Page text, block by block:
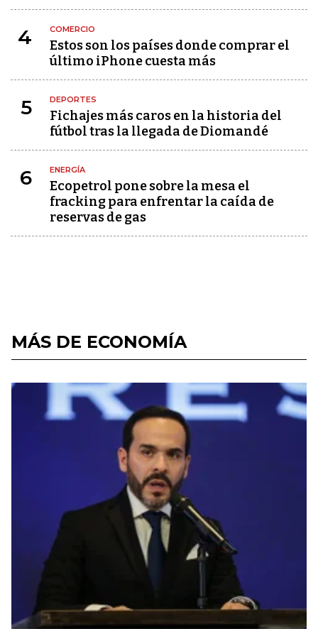
4 COMERCIO
Estos son los países donde comprar el
último iPhone cuesta más
5 DEPORTES
Fichajes más caros en la historia del
fútbol tras la llegada de Diomandé
6 ENERGÍA
Ecopetrol pone sobre la mesa el
fracking para enfrentar la caída de
reservas de gas
MÁS DE ECONOMÍA